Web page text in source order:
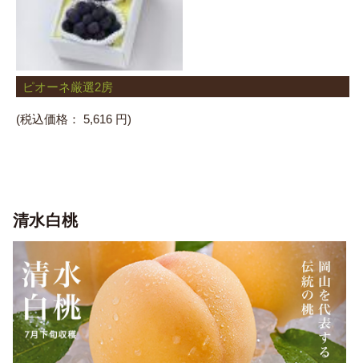
ピオーネ厳選2房
(税込価格： 5,616 円)
清水白桃